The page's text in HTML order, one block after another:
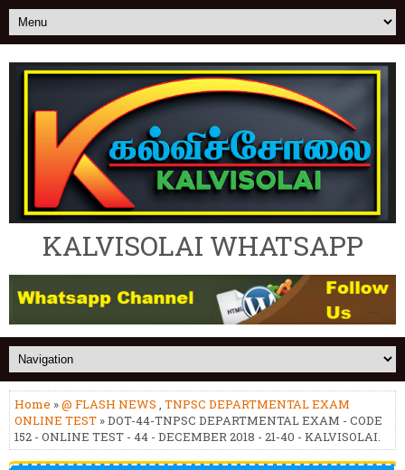
KALVISOLAI WHATSAPP
Home »@ FLASH NEWS , TNPSC DEPARTMENTAL EXAM
ONLINE TEST » DOT-44-TNPSC DEPARTMENTAL EXAM - CODE
152 - ONLINE TEST - 44 - DECEMBER 2018 - 21-40 - KALVISOLAI.